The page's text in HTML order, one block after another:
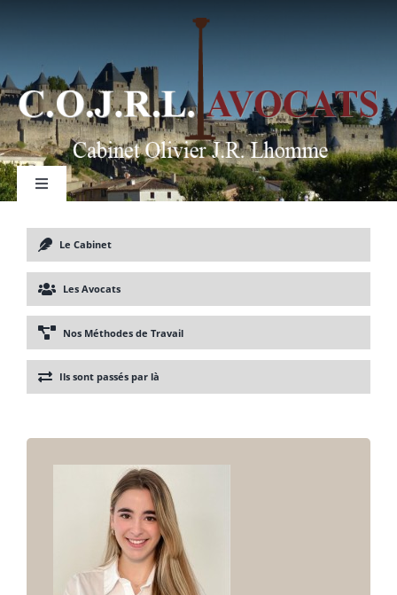
Toggle
Création d’entreprise
Acquisition/cession d’entreprise
Baux commerciaux
Le Cabinet
Les Avocats
Nos Méthodes de Travail
Ils sont passés par là